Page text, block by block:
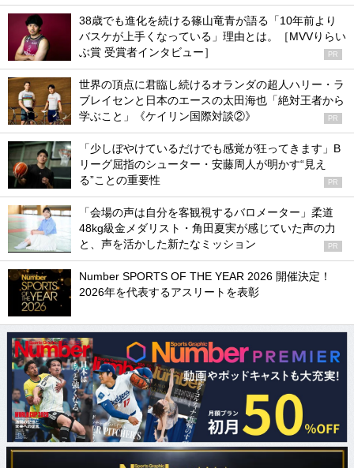
38歳でも進化を続ける篠山竜青が語る「10年前より
バスケが上手くなっている」理由とは。［MVVりらい
ぶ賞 受賞者インタビュー］
PR
世界の頂点に君臨し続けるオランダの超人ハリー・ラ
ブレイセンと日本のエースの太田海也「絶対王者から
学ぶこと」《ケイリン国際対談②》
PR
「少しぼやけているだけでも感覚が狂ってきます」B
リーグ屈指のシューター・安藤周人が明かす“見え
る”ことの重要性
PR
「会場の声は自分を客観視するバロメーター」柔道
48kg級金メダリスト・角田夏実が感じていた声の力
と、声を活かした新たなミッション
PR
Number SPORTS OF THE YEAR 2026 開催決定！
2026年を代表するアスリートを表彰